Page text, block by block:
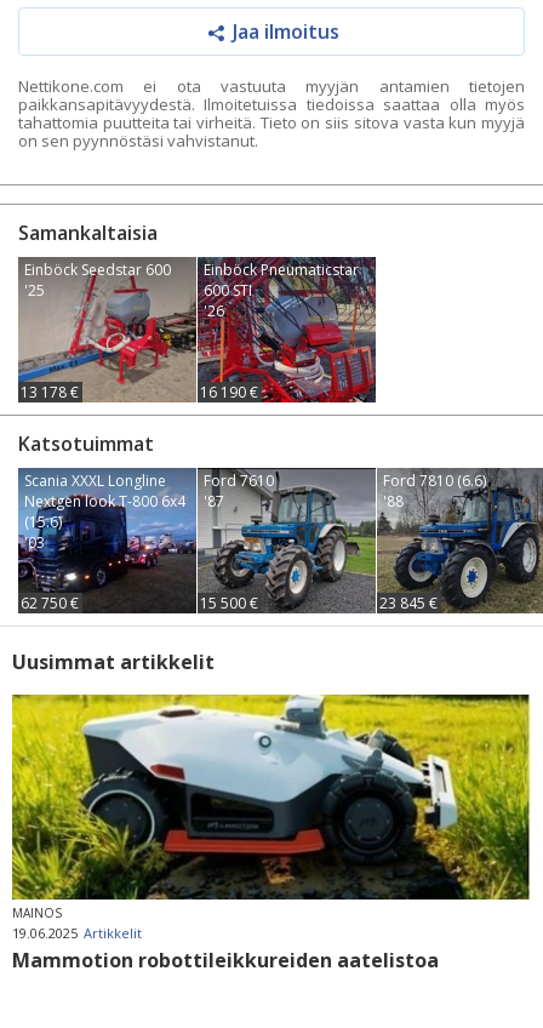
Jaa ilmoitus
Nettikone.com ei ota vastuuta myyjän antamien tietojen
paikkansapitävyydestä. Ilmoitetuissa tiedoissa saattaa olla myös
tahattomia puutteita tai virheitä. Tieto on siis sitova vasta kun myyjä
on sen pyynnöstäsi vahvistanut.
Samankaltaisia
Einböck Seedstar 600
'25
13 178 €
Einböck Pneumaticstar
600 STI
'26
16 190 €
Katsotuimmat
Scania XXXL Longline
Nextgen look T-800 6x4
(15.6)
'03
62 750 €
Ford 7610
'87
15 500 €
Ford 7810 (6.6)
'88
23 845 €
Uusimmat artikkelit
MAINOS
19.06.2025 Artikkelit
Mammotion robottileikkureiden aatelistoa